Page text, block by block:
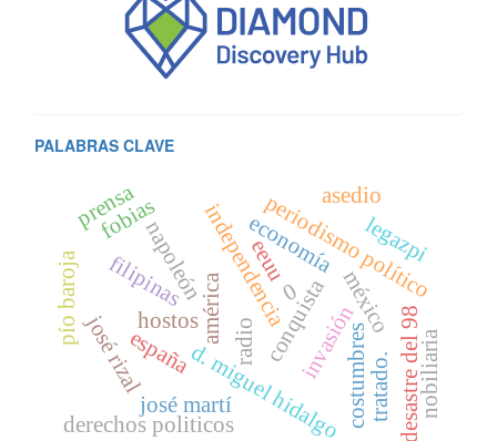
PALABRAS CLAVE
napoleón
conquistainvasión
independencia
américa méxico
d. miguel hidalgo
filipinas
españa costumbres
economía
hostos
periodismo político
josé martí
josé rizal
derechos politicos
legazpi
pío baroja
desastre del 98
fobias asedio
tratado.
prensa
0
nobiliaria
eeuu
radio